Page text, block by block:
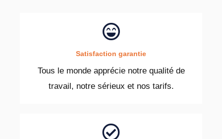
Satisfaction garantie
Tous le monde apprécie notre qualité de
travail, notre sérieux et nos tarifs.